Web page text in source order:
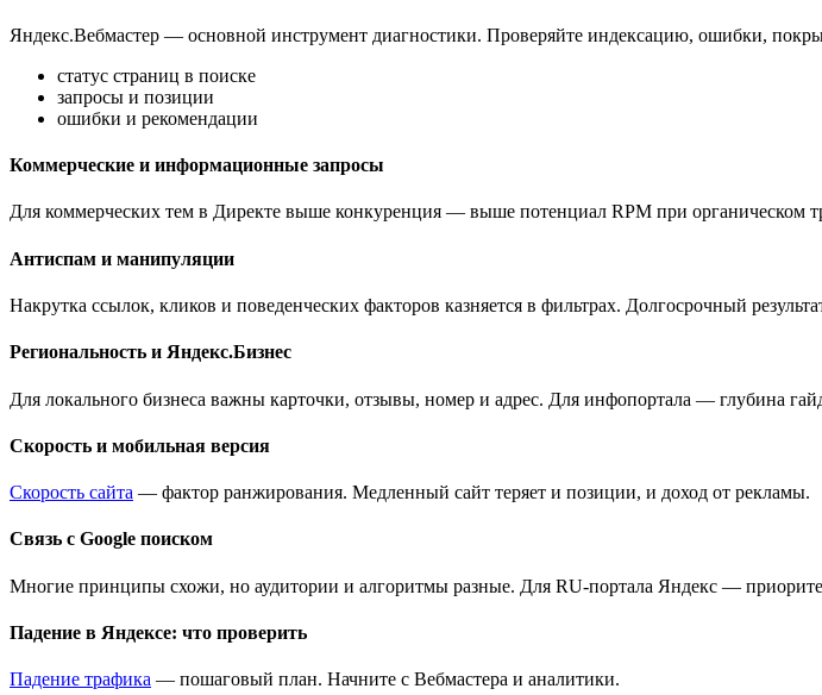
Яндекс.Вебмастер — основной инструмент диагностики. Проверяйте индексацию, ошибки,
статус страниц в поиске
запросы и позиции
ошибки и рекомендации
Коммерческие и информационные запросы
Для коммерческих тем в Директе выше конкуренция — выше потенциал RPM при органическом
Антиспам и манипуляции
Накрутка ссылок, кликов и поведенческих факторов казняется в фильтрах. Долгосрочный
Региональность и Яндекс.Бизнес
Для локального бизнеса важны карточки, отзывы, номер и адрес. Для инфопортала — глубина
Скорость и мобильная версия
Скорость сайта — фактор ранжирования. Медленный сайт теряет и позиции, и доход от рекламы.
Связь с Google поиском
Многие принципы схожи, но аудитории и алгоритмы разные. Для RU-портала Яндекс —
Падение в Яндексе: что проверить
Падение трафика — пошаговый план. Начните с Вебмастера и аналитики.